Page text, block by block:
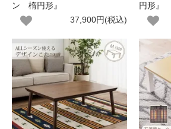
ン 楕円形』
37,900円(税込)
円形』